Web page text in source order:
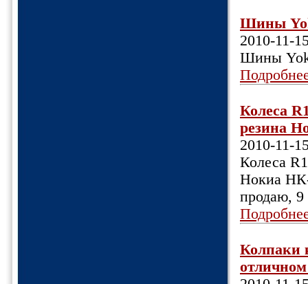
Шины
2010-11-
Шины
Колеса
резина
2010-11-
Колеса
Нокиа НК-
продаю, 9
Колпаки